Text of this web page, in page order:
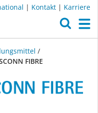
| Kontakt | Karriere
/
FIBRE